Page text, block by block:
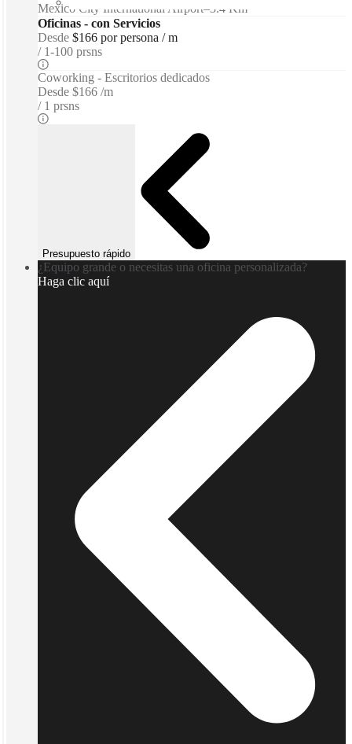
Mexico City International Airport–3.4 Km
Oficinas - con Servicios
Desde $166 por persona / m
1-100 prsns
Coworking - Escritorios dedicados
Desde $166 /m
1 prsns
Presupuesto rápido
¿Equipo grande o necesitas una oficina personalizada?
Haga clic aquí